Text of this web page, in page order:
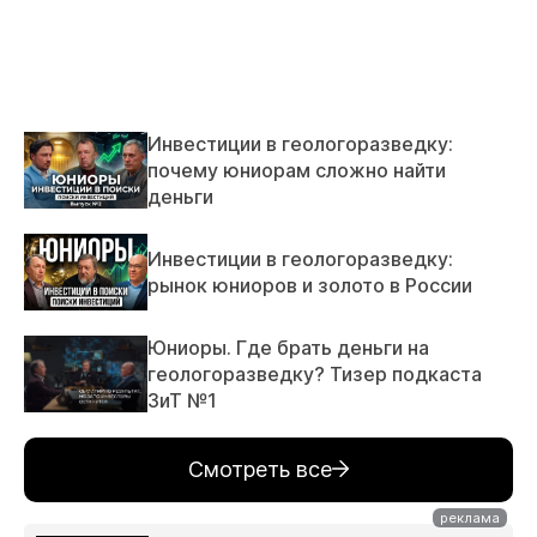
Инвестиции в геологоразведку:
почему юниорам сложно найти
деньги
Инвестиции в геологоразведку:
рынок юниоров и золото в России
Юниоры. Где брать деньги на
геологоразведку? Тизер подкаста
ЗиТ №1
Смотреть все